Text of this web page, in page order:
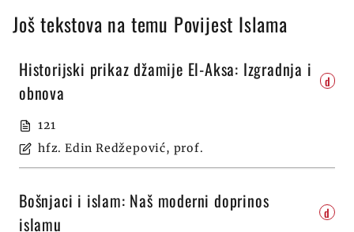
Još tekstova na temu Povijest Islama
Historijski prikaz džamije El-Aksa: Izgradnja i
obnova
d
121
hfz. Edin Redžepović, prof.
Bošnjaci i islam: Naš moderni doprinos
islamu
d